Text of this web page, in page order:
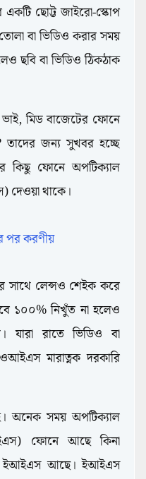
একটি ছোট্ট জাইরো-স্কোপ
বা ভিডিও করার সময়
ছবি বা ভিডিও ঠিকঠাক
মিড বাজেটের ফোনে
জন্য সুখবর হচ্ছে
কিছু ফোনে অপটিক্যাল
থাকে।
পর করণীয়
সাথে লেন্সও শেইক করে
১০০% নিখুঁত না হলেও
যারা রাতে ভিডিও বা
মারাত্নক দরকারি
অনেক সময় অপটিক্যাল
ফোনে আছে কিনা
ইআইএস আছে। ইআইএস